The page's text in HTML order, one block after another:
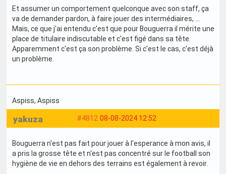
Et assumer un comportement quelconque avec son staff, ça
va de demander pardon, à faire jouer des intermédiaires, ...
Mais, ce que j'ai entendu c'est que pour Bouguerra il mérite une
place de titulaire indiscutable et c'est figé dans sa tête.
Apparemment c'est ça son problème. Si c'est le cas, c'est déjà
un problème.
Aspiss, Aspiss
#4812 08-08-2024 12:52
yakuza
Bouguerra n'est pas fait pour jouer à l'esperance à mon avis, il
a pris la grosse tête et n'est pas concentré sur le football son
hygiène de vie en dehors des terrains est également à revoir.